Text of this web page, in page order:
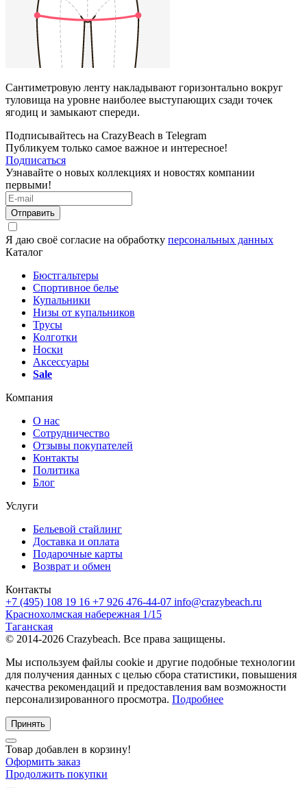
Сантиметровую ленту накладывают горизонтально вокруг
туловища на уровне наиболее выступающих сзади точек
ягодиц и замыкают спереди.
Подписывайтесь на CrazyBeach в Telegram
Публикуем только самое важное и интересное!
Подписаться
Узнавайте о новых коллекциях и новостях компании
первыми!
Отправить
Я даю своё согласие на обработку персональных данных
Каталог
Бюстгальтеры
Спортивное белье
Купальники
Низы от купальников
Трусы
Колготки
Носки
Аксессуары
Sale
Компания
О нас
Сотрудничество
Отзывы покупателей
Контакты
Политика
Блог
Услуги
Бельевой стайлинг
Доставка и оплата
Подарочные карты
Возврат и обмен
Контакты
+7 (495) 108 19 16 +7 926 476-44-07 info@crazybeach.ru
Краснохолмская набережная 1/15
Таганская
© 2014-2026 Crazybeach. Все права защищены.
Мы используем файлы cookie и другие подобные технологии
для получения данных с целью сбора статистики, повышения
качества рекомендаций и предоставления вам возможности
персонализированного просмотра. Подробнее
Принять
Товар добавлен в корзину!
Оформить заказ
Продолжить покупки